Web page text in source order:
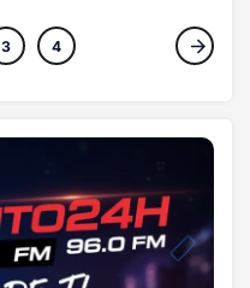
detrás de los duendes
asiáticos
3 4